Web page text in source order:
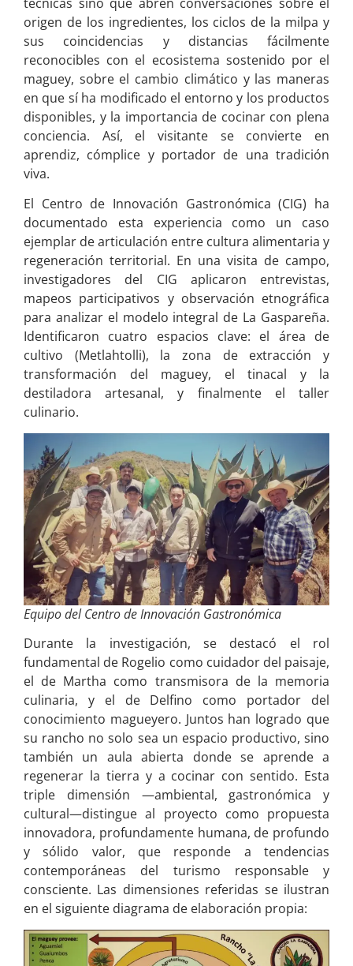
origen de los ingredientes, los ciclos de la milpa y
sus coincidencias y distancias fácilmente
reconocibles con el ecosistema sostenido por el
maguey, sobre el cambio climático y las maneras
en que sí ha modificado el entorno y los productos
disponibles, y la importancia de cocinar con plena
conciencia. Así, el visitante se convierte en
aprendiz, cómplice y portador de una tradición
viva.
El Centro de Innovación Gastronómica (CIG) ha
documentado esta experiencia como un caso
ejemplar de articulación entre cultura alimentaria y
regeneración territorial. En una visita de campo,
investigadores del CIG aplicaron entrevistas,
mapeos participativos y observación etnográfica
para analizar el modelo integral de La Gaspareña.
Identificaron cuatro espacios clave: el área de
cultivo (Metlahtolli), la zona de extracción y
transformación del maguey, el tinacal y la
destiladora artesanal, y finalmente el taller
culinario.
Equipo del Centro de Innovación Gastronómica
Durante la investigación, se destacó el rol
fundamental de Rogelio como cuidador del paisaje,
el de Martha como transmisora de la memoria
culinaria, y el de Delfino como portador del
conocimiento magueyero. Juntos han logrado que
su rancho no solo sea un espacio productivo, sino
también un aula abierta donde se aprende a
regenerar la tierra y a cocinar con sentido. Esta
triple dimensión —ambiental, gastronómica y
cultural—distingue al proyecto como propuesta
innovadora, profundamente humana, de profundo
y sólido valor, que responde a tendencias
contemporáneas del turismo responsable y
consciente. Las dimensiones referidas se ilustran
en el siguiente diagrama de elaboración propia: